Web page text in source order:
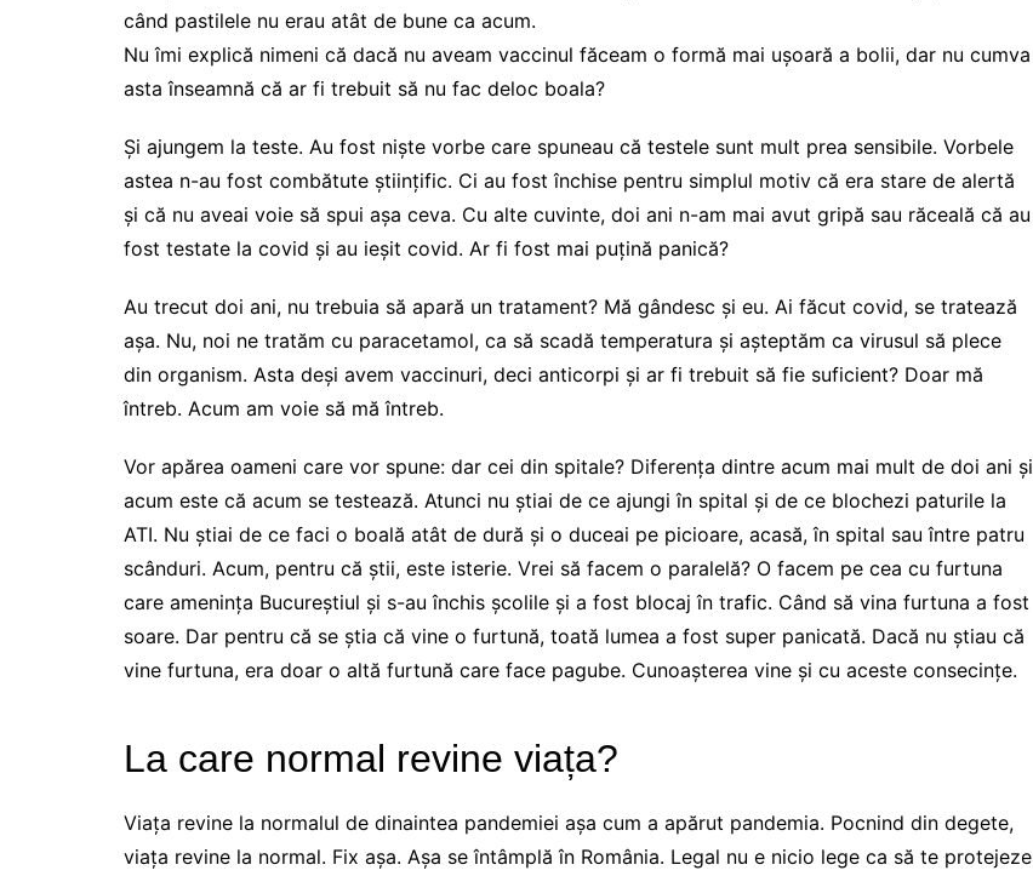
când pastilele nu erau atât de bune ca acum.
Nu îmi explică nimeni că dacă nu aveam vaccinul făceam o formă mai ușoară a bolii, dar nu cumva
asta înseamnă că ar fi trebuit să nu fac deloc boala?
Și ajungem la teste. Au fost niște vorbe care spuneau că testele sunt mult prea sensibile. Vorbele
astea n-au fost combătute științific. Ci au fost închise pentru simplul motiv că era stare de alertă
și că nu aveai voie să spui așa ceva. Cu alte cuvinte, doi ani n-am mai avut gripă sau răceală că au
fost testate la covid și au ieșit covid. Ar fi fost mai puțină panică?
Au trecut doi ani, nu trebuia să apară un tratament? Mă gândesc și eu. Ai făcut covid, se tratează
așa. Nu, noi ne tratăm cu paracetamol, ca să scadă temperatura și așteptăm ca virusul să plece
din organism. Asta deși avem vaccinuri, deci anticorpi și ar fi trebuit să fie suficient? Doar mă
întreb. Acum am voie să mă întreb.
Vor apărea oameni care vor spune: dar cei din spitale? Diferența dintre acum mai mult de doi ani și
acum este că acum se testează. Atunci nu știai de ce ajungi în spital și de ce blochezi paturile la
ATI. Nu știai de ce faci o boală atât de dură și o duceai pe picioare, acasă, în spital sau între patru
scânduri. Acum, pentru că știi, este isterie. Vrei să facem o paralelă? O facem pe cea cu furtuna
care amenința Bucureștiul și s-au închis școlile și a fost blocaj în trafic. Când să vina furtuna a fost
soare. Dar pentru că se știa că vine o furtună, toată lumea a fost super panicată. Dacă nu știau că
vine furtuna, era doar o altă furtună care face pagube. Cunoașterea vine și cu aceste consecințe.
La care normal revine viața?
Viața revine la normalul de dinaintea pandemiei așa cum a apărut pandemia. Pocnind din degete,
viața revine la normal. Fix așa. Așa se întâmplă în România. Legal nu e nicio lege ca să te protejeze